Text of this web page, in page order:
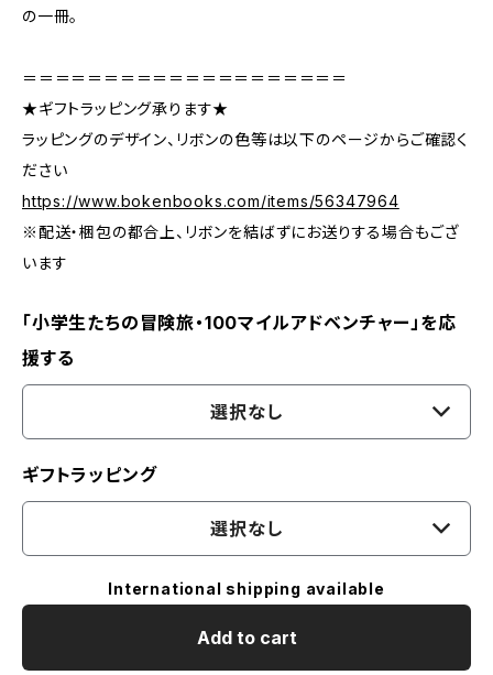
の一冊。
＝＝＝＝＝＝＝＝＝＝＝＝＝＝＝＝＝＝＝＝
★ギフトラッピング承ります★
ラッピングのデザイン、リボンの色等は以下のページからご確認く
ださい
https://www.bokenbooks.com/items/56347964
※配送・梱包の都合上、リボンを結ばずにお送りする場合もござ
います
「小学生たちの冒険旅・100マイルアドベンチャー」を応
援する
選択なし
ギフトラッピング
選択なし
International shipping available
Add to cart